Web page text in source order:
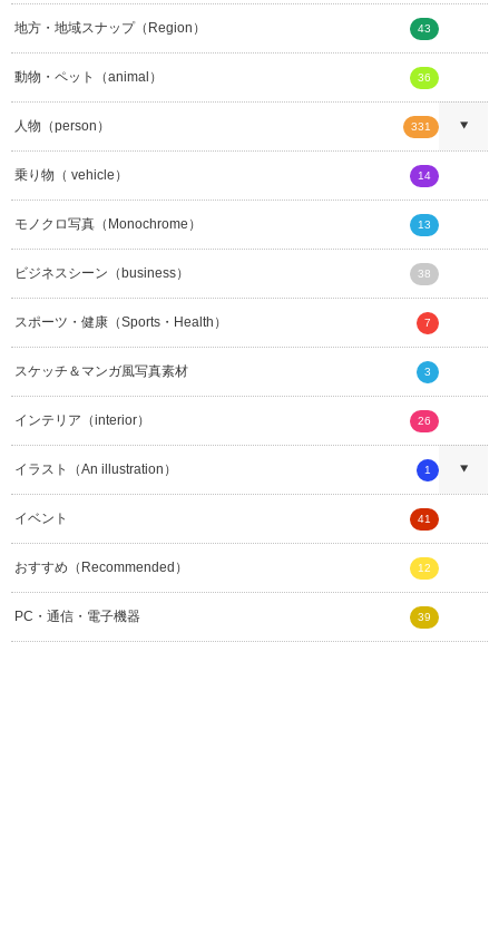
地方・地域スナップ（Region） 43
動物・ペット（animal） 36
人物（person） 331
乗り物（ vehicle） 14
モノクロ写真（Monochrome） 13
ビジネスシーン（business） 38
スポーツ・健康（Sports・Health） 7
スケッチ＆マンガ風写真素材 3
インテリア（interior） 26
イラスト（An illustration） 1
イベント 41
おすすめ（Recommended） 12
PC・通信・電子機器 39